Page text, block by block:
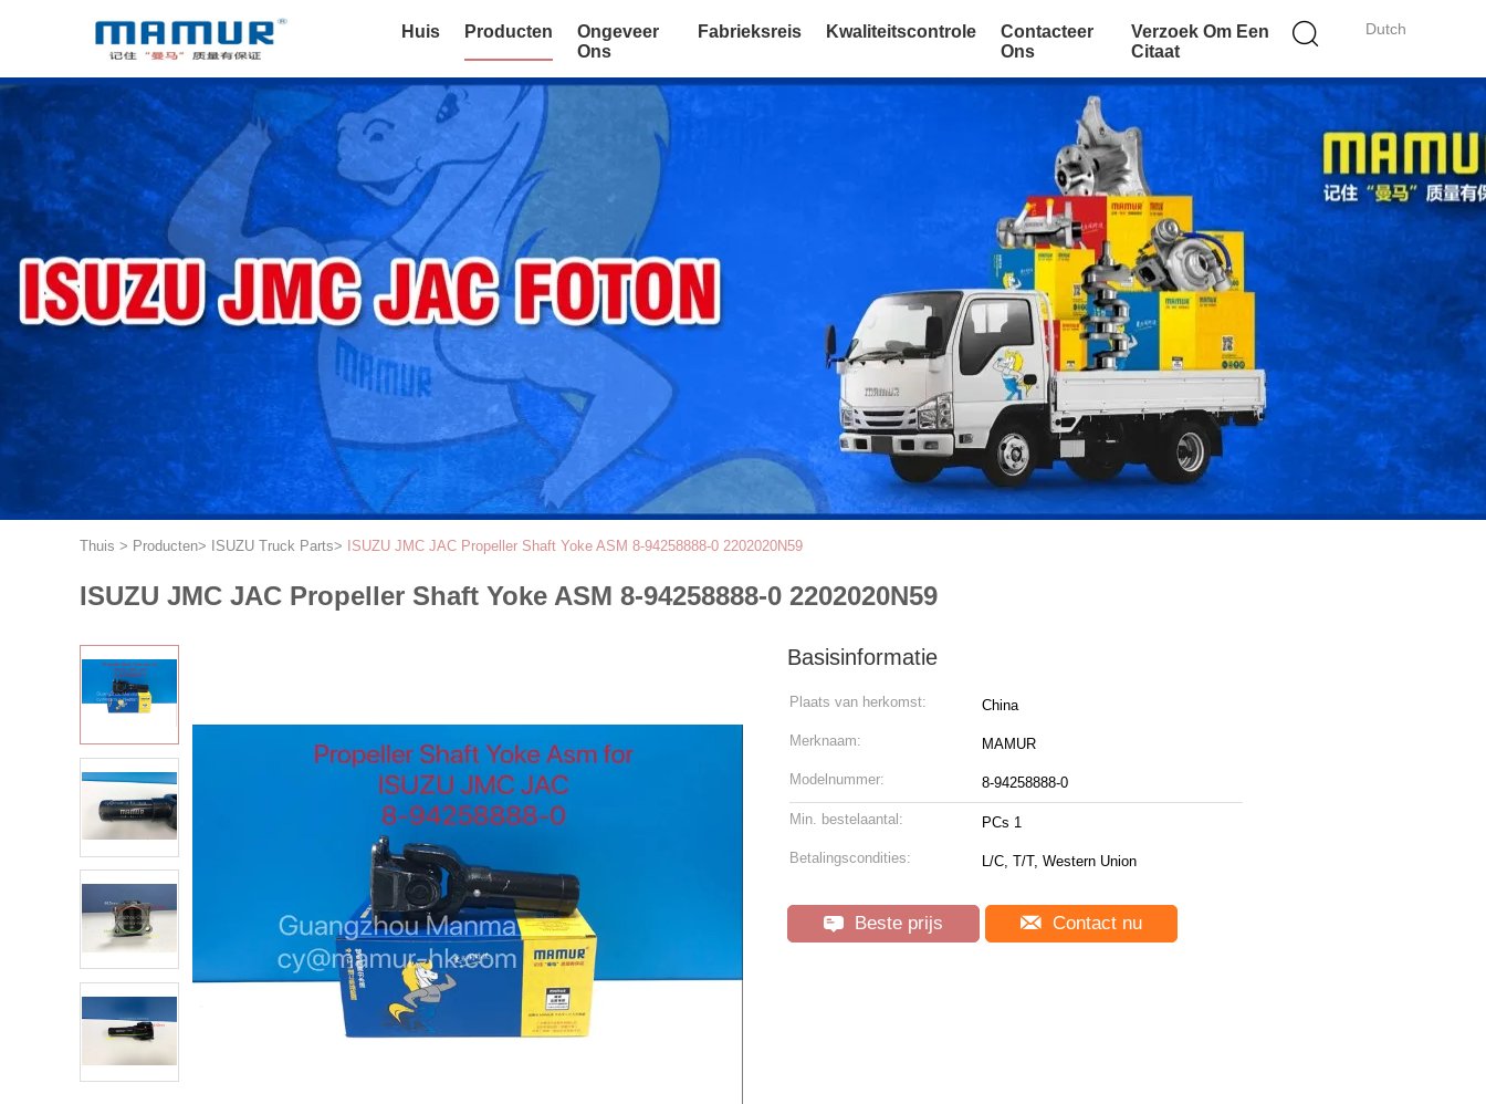
Dutch
Huis Producten
Ongeveer
Ons
Fabrieksreis Kwaliteitscontrole
Contacteer
Ons
Verzoek Om Een
Citaat
Thuis > Producten> ISUZU Truck Parts> ISUZU JMC JAC Propeller Shaft Yoke ASM 8-94258888-0 2202020N59
ISUZU JMC JAC Propeller Shaft Yoke ASM 8-94258888-0 2202020N59
Basisinformatie
Plaats van herkomst: China
Merknaam: MAMUR
Modelnummer: 8-94258888-0
Min. bestelaantal: PCs 1
Betalingscondities: L/C, T/T, Western Union
Beste prijs Contact nu